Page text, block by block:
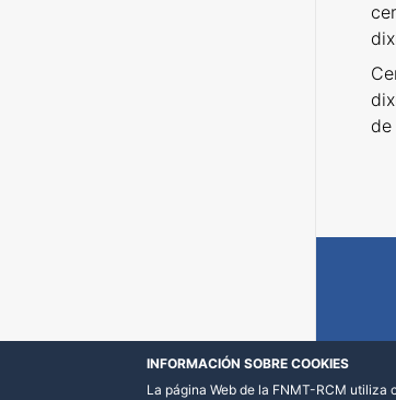
INFORMACIÓN SOBRE COOKIES
La página Web de la FNMT-RCM